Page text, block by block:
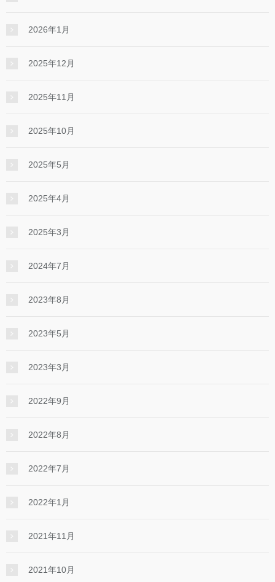
2026年1月
2025年12月
2025年11月
2025年10月
2025年5月
2025年4月
2025年3月
2024年7月
2023年8月
2023年5月
2023年3月
2022年9月
2022年8月
2022年7月
2022年1月
2021年11月
2021年10月